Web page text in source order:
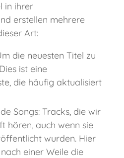
in ihrer
erstellen mehrere
Art:
die neuesten Titel zu
ist eine
die häufig aktualisiert
Songs: Tracks, die wir
hören, auch wenn sie
wurden. Hier
einer Weile die